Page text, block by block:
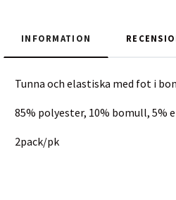
INFORMATION
Tunna och elastiska med fot i
85% polyester, 10% bomull, 5%
2pack/pk